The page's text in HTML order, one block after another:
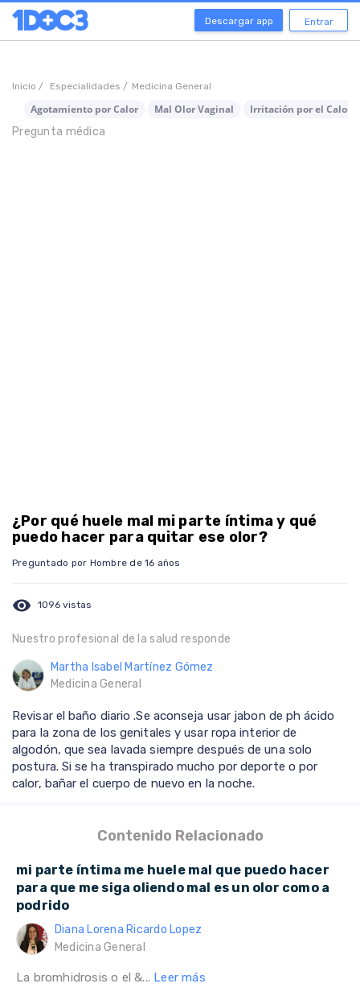
Descargar app Entrar
Inicio / Especialidades / Medicina General
Agotamiento por Calor Mal Olor Vaginal
Irritación por el Calor
Pregunta médica
¿Por qué huele mal mi parte íntima y qué
puedo hacer para quitar ese olor?
Preguntado por Hombre de 16 años
visibility 1096 vistas
Nuestro profesional de la salud responde
Martha Isabel Martínez Gómez
Medicina General
Revisar el baño diario .Se aconseja usar jabon de ph ácido
para la zona de los genitales y usar ropa interior de
algodón, que sea lavada siempre después de una solo
postura. Si se ha transpirado mucho por deporte o por
calor, bañar el cuerpo de nuevo en la noche.
Contenido Relacionado
mi parte íntima me huele mal que puedo hacer
para que me siga oliendo mal es un olor como a
podrido
Diana Lorena Ricardo Lopez
Medicina General
La bromhidrosis o el &... Leer más